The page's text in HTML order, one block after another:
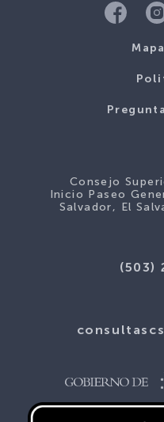
Consejo
Inicio Paseo
Salvador, El
(503)